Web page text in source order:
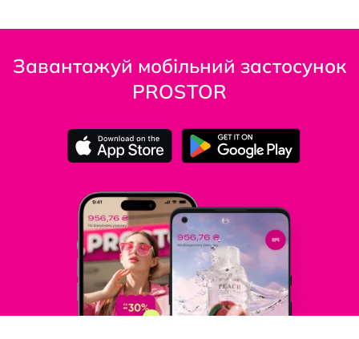
Завантажуй мобільний застосунок
PROSTOR